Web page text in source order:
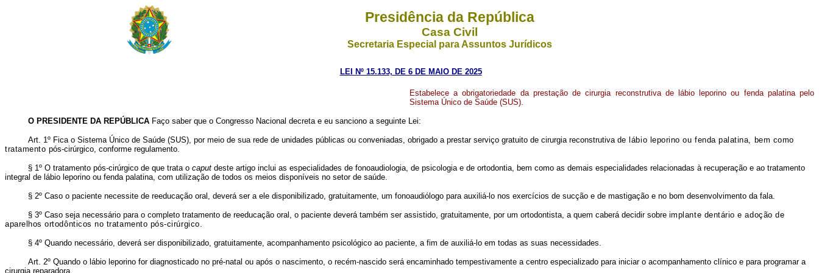
Presidência da República
Casa Civil
Secretaria Especial para Assuntos Jurídicos
LEI Nº 15.133, DE 6 DE MAIO DE 2025
Estabelece a obrigatoriedade da prestação de cirurgia reconstrutiva de lábio leporino ou fenda palatina pelo
Sistema Único de Saúde (SUS).
O PRESIDENTE DA REPÚBLICAFaço saber que o Congresso Nacional decreta e eu sanciono a seguinte Lei:
Art. 1º Fica o Sistema Único de Saúde (SUS), por meio de sua rede de unidades públicas ou conveniadas, obrigado a prestar serviço gratuito de cirurgia reconstrutiva de lábio leporino ou fenda palatina, bem como
tratamento pós-cirúrgico, conforme regulamento.
§ 1º O tratamento pós-cirúrgico de que trata o caputdeste artigo inclui as especialidades de fonoaudiologia, de psicologia e de ortodontia, bem como as demais especialidades relacionadas à recuperação e ao tratamento
integral de lábio leporino ou fenda palatina, com utilização de todos os meios disponíveis no setor de saúde.
§ 2º Caso o paciente necessite de reeducação oral, deverá ser a ele disponibilizado, gratuitamente, um fonoaudiólogo para auxiliá-lo nos exercícios de sucção e de mastigação e no bom desenvolvimento da fala.
§ 3º Caso seja necessário para o completo tratamento de reeducação oral, o paciente deverá também ser assistido, gratuitamente, por um ortodontista, a quem caberá decidir sobre implante dentário e adoção de
aparelhos ortodônticos no tratamento pós-cirúrgico.
§ 4º Quando necessário, deverá ser disponibilizado, gratuitamente, acompanhamento psicológico ao paciente, a fim de auxiliá-lo em todas as suas necessidades.
Art. 2º Quando o lábio leporino for diagnosticado no pré-natal ou após o nascimento, o recém-nascido será encaminhado tempestivamente a centro especializado para iniciar o acompanhamento clínico e para programar a
cirurgia reparadora.